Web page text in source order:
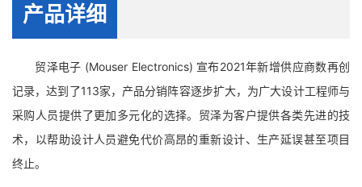
产品详细
贸泽电子 (Mouser Electronics) 宣布2021年新增供应商数再创
记录，达到了113家，产品分销阵容逐步扩大，为广大设计工程师与
采购人员提供了更加多元化的选择。贸泽为客户提供各类先进的技
术，以帮助设计人员避免代价高昂的重新设计、生产延误甚至项目
终止。